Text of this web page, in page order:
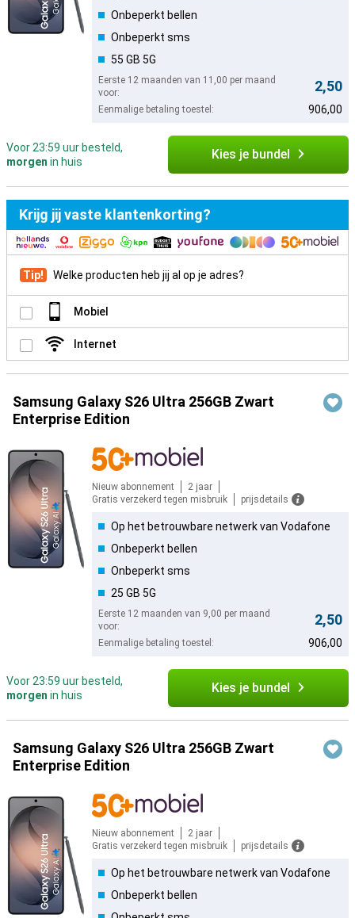
Onbeperkt bellen
Onbeperkt sms
55 GB 5G
Eerste 12 maanden van 11,00 per maand
voor:
2,50
Eenmalige betaling toestel: 906,00
Voor 23:59 uur besteld,
morgen in huis Kies je bundel
Krijg jij vaste klantenkorting?
Tip! Welke producten heb jij al op je adres?
Mobiel
Internet
Samsung Galaxy S26 Ultra 256GB Zwart
Enterprise Edition
Nieuw abonnement
2 jaar
Gratis verzekerd tegen misbruik
prijsdetails
Op het betrouwbare netwerk van Vodafone
Onbeperkt bellen
Onbeperkt sms
25 GB 5G
Eerste 12 maanden van 9,00 per maand
voor:
2,50
Eenmalige betaling toestel: 906,00
Voor 23:59 uur besteld,
morgen in huis Kies je bundel
Samsung Galaxy S26 Ultra 256GB Zwart
Enterprise Edition
Nieuw abonnement
2 jaar
Gratis verzekerd tegen misbruik
prijsdetails
Op het betrouwbare netwerk van Vodafone
Onbeperkt bellen